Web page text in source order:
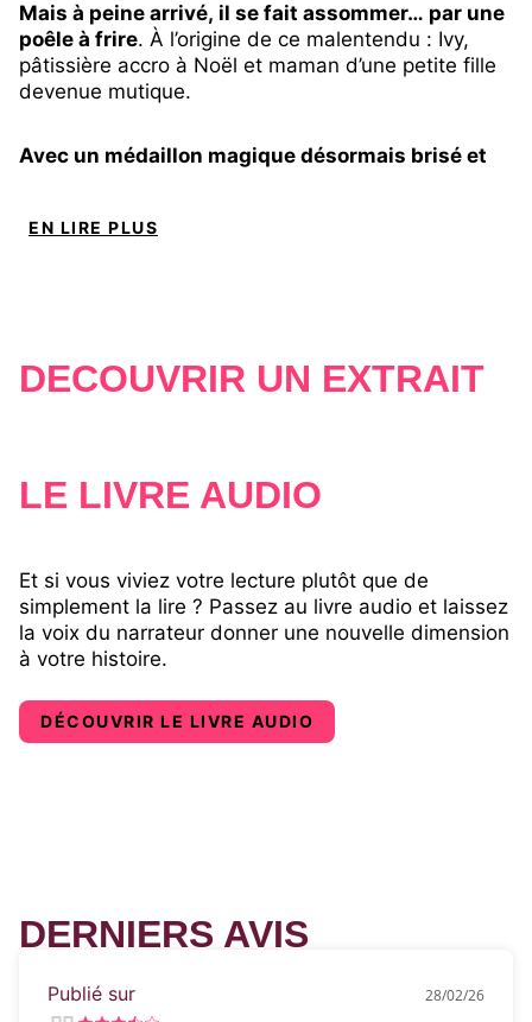
Mais à peine arrivé, il se fait assommer… par une
poêle à frire. À l’origine de ce malentendu : Ivy,
pâtissière accro à Noël et maman d’une petite fille
devenue mutique.
Avec un médaillon magique désormais brisé et
recréer lui-même la Magie de Noël.
EN LIRE PLUS
DÉCOUVRIR UN EXTRAIT
LE LIVRE AUDIO
Et si vous viviez votre lecture plutôt que de
simplement la lire ? Passez au livre audio et laissez
la voix du narrateur donner une nouvelle dimension
à votre histoire.
DÉCOUVRIR LE LIVRE AUDIO
DERNIERS AVIS
Publié sur 28/02/26